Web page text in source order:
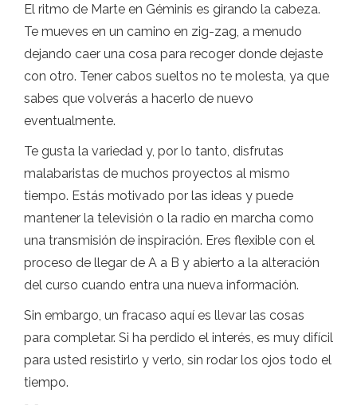
El ritmo de Marte en Géminis es girando la cabeza.
Te mueves en un camino en zig-zag, a menudo
dejando caer una cosa para recoger donde dejaste
con otro. Tener cabos sueltos no te molesta, ya que
sabes que volverás a hacerlo de nuevo
eventualmente.
Te gusta la variedad y, por lo tanto, disfrutas
malabaristas de muchos proyectos al mismo
tiempo. Estás motivado por las ideas y puede
mantener la televisión o la radio en marcha como
una transmisión de inspiración. Eres flexible con el
proceso de llegar de A a B y abierto a la alteración
del curso cuando entra una nueva información.
Sin embargo, un fracaso aquí es llevar las cosas
para completar. Si ha perdido el interés, es muy difícil
para usted resistirlo y verlo, sin rodar los ojos todo el
tiempo.